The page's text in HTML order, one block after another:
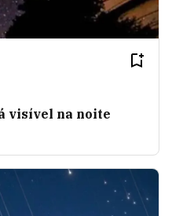
visível na noite